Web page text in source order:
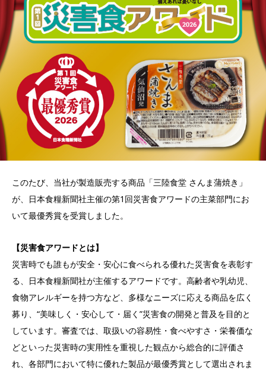
このたび、当社が製造販売する商品「三陸食堂 さんま蒲焼き」
が、日本食糧新聞社主催の第1回災害食アワードの主菜部門にお
いて最優秀賞を受賞しました。
【災害食アワードとは】
災害時でも誰もが安全・安心に食べられる優れた災害食を表彰す
る、日本食糧新聞社が主催するアワードです。高齢者や乳幼児、
食物アレルギーを持つ方など、多様なニーズに応える商品を広く
募り、“美味しく・安心して・届く”災害食の開発と普及を目的と
しています。審査では、取扱いの容易性・食べやすさ・栄養価な
どといった災害時の実用性を重視した観点から総合的に評価さ
れ、各部門において特に優れた製品が最優秀賞として選出されま